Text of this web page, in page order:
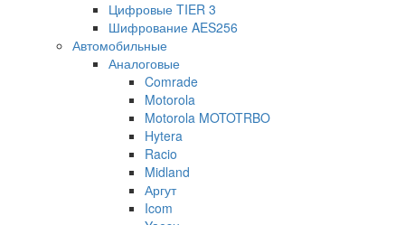
Цифровые TIER 3
Шифрование AES256
Автомобильные
Аналоговые
Comrade
Motorola
Motorola MOTOTRBO
Hytera
Racio
Midland
Аргут
Icom